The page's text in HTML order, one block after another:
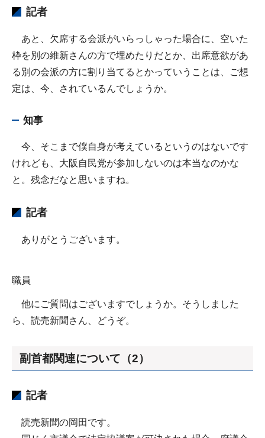
記者
あと、欠席する会派がいらっしゃった場合に、空いた
枠を別の維新さんの方で埋めたりだとか、出席意欲があ
る別の会派の方に割り当てるとかっていうことは、ご想
定は、今、されているんでしょうか。
知事
今、そこまで僕自身が考えているというのはないです
けれども、大阪自民党が参加しないのは本当なのかな
と。残念だなと思いますね。
記者
ありがとうございます。
職員
他にご質問はございますでしょうか。そうしました
ら、読売新聞さん、どうぞ。
副首都関連について（2）
記者
読売新聞の岡田です。